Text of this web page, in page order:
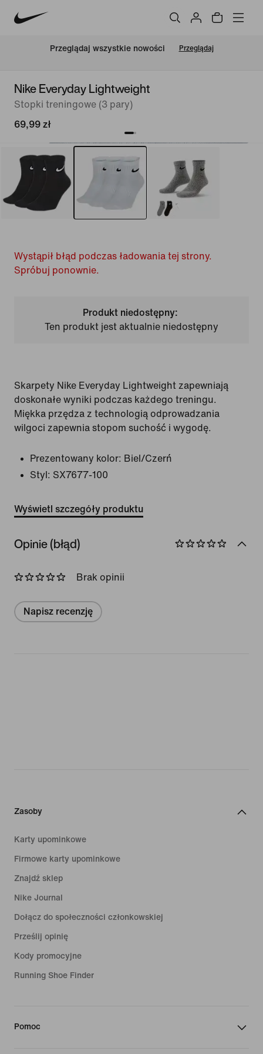
Przeglądaj wszystkie nowości Przeglądaj
Nike Everyday Lightweight
Stopki treningowe (3 pary)
69,99 zł
Wystąpił błąd podczas ładowania tej strony.
Spróbuj ponownie.
Produkt niedostępny:
Ten produkt jest aktualnie niedostępny
Skarpety Nike Everyday Lightweight zapewniają
doskonałe wyniki podczas każdego treningu.
Miękka przędza z technologią odprowadzania
wilgoci zapewnia stopom suchość i wygodę.
Prezentowany kolor: Biel/Czerń
Styl: SX7677-100
Wyświetl szczegóły produktu
Opinie (błąd)
Brak opinii
Napisz recenzję
Zasoby
Karty upominkowe
Firmowe karty upominkowe
Znajdź sklep
Nike Journal
Dołącz do społeczności członkowskiej
Prześlij opinię
Kody promocyjne
Running Shoe Finder
Pomoc